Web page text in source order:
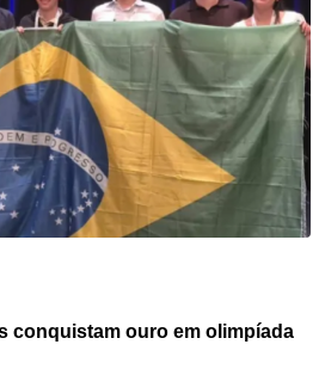
e
s
t
s p
p
conquistam ouro em olimpíada